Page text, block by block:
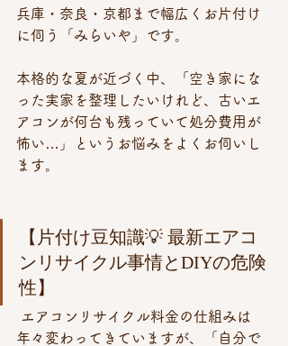
兵庫・奈良・京都まで幅広くお片付け
に伺う「みらいや」です。
本格的な夏が近づく中、「空き家にな
った実家を整理したいけれど、古いエ
アコンが何台も残っていて処分費用が
怖い…」というお悩みをよくお伺いし
ます。
【片付け豆知識💡 最新エアコ
ンリサイクル事情とDIYの危険
性】
年々変わってきていますが、「自分で